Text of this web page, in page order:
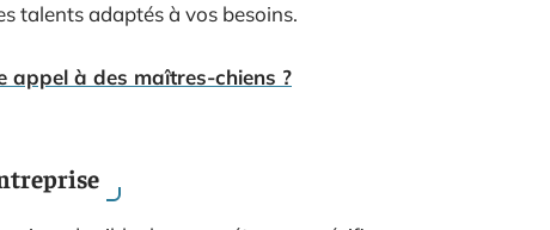
talents adaptés à vos besoins.
appel à des maîtres-chiens ?